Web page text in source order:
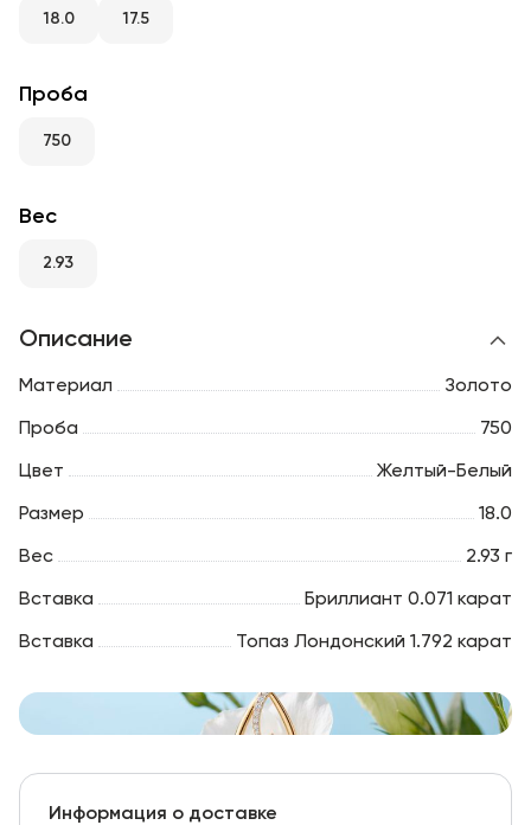
RU
18.0 17.5
Проба
750
Вес
2.93
Описание
Материал Золото
Проба 750
Цвет Желтый-Белый
Размер 18.0
Вес 2.93 г
Вставка Бриллиант 0.071 карат
Вставка Топаз Лондонский 1.792 карат
Информация о доставке